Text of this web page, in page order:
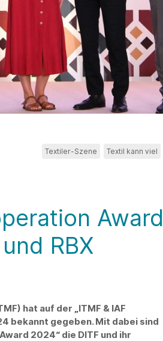
Textiler-Szene Textil kann viel
Award
RBX
hat auf der „ITMF & IAF
bekannt gegeben. Mit dabei sind
2024“ die DITF und ihr